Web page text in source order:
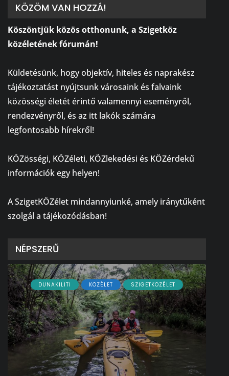
KÖZÖM VAN HOZZÁ!
Köszöntjük közös otthonunk, a Szigetköz
közéletének fórumán!
Küldetésünk, hogy objektív, hiteles és naprakész
tájékoztatást nyújtsunk városaink és falvaink
közösségi életét érintő valamennyi eseményről,
rendezvényről, és az itt lakók számára
legfontosabb hírekről!
KÖZösségi, KÖZéleti, KÖZlekedési és KÖZérdekű
információk egy helyen!
A SzigetKÖZélet mindannyiunké, amely iránytűként
szolgál a tájékozódásban!
NÉPSZERŰ
DUNAKILITI KÖZÉLET SZIGETKÖZÉLET